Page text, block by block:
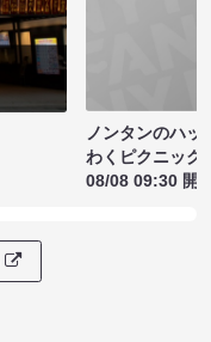
ノンタンのハッ
わくピクニック
08/08 09:30 開